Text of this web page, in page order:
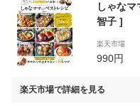
しゃな
智子 ]
楽天市場
990円
楽天市場で詳細を見る